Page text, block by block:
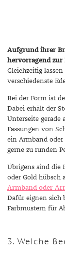
Aufgrund ihrer
hervorragend zur
Gleichzeitig
verschiedenste
Bei der Form ist
Dabei erhält der
Unterseite gerade
Fassungen von
ein Armband oder
gerne zu runden
Übrigens sind die
oder Gold hübsch
Armband oder
Dafür eignen sich
Farbmustern für
3. Welche